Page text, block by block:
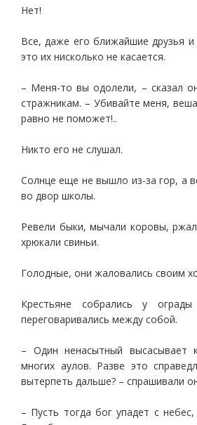
Нет!
Все, даже его ближайшие друзья
это их нисколько не касается.
– Меня-то вы одолели, – сказал
стражникам. – Убивайте меня,
равно не поможет!..
Никто его не слушал.
Солнце еще не вышло из-за гор, а
во двор школы.
Ревели быки, мычали коровы,
хрюкали свиньи.
Голодные, они жаловались своим
Крестьяне собрались у
переговаривались между собой.
– Один ненасытный высасывает
многих аулов. Разве это
вытерпеть дальше? – спрашивали
– Пусть тогда бог упадет с